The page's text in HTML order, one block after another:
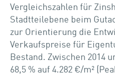
Vergleichszahlen für
Stadtteilebene beim
zur Orientierung die
Verkaufspreise für
Bestand. Zwischen 2014
68,5 % auf 4.282 €/m²